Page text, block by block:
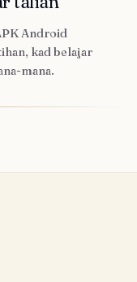
Android
kad belajar
mana.